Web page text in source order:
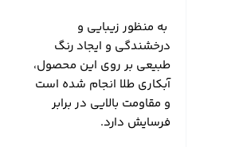
به منظور زیبایی و
درخشندگی و ایجاد رنگ
طبیعی بر روی این محصول،
آبکاری طلا انجام شده است
و مقاومت بالایی در برابر
فرسایش دارد.